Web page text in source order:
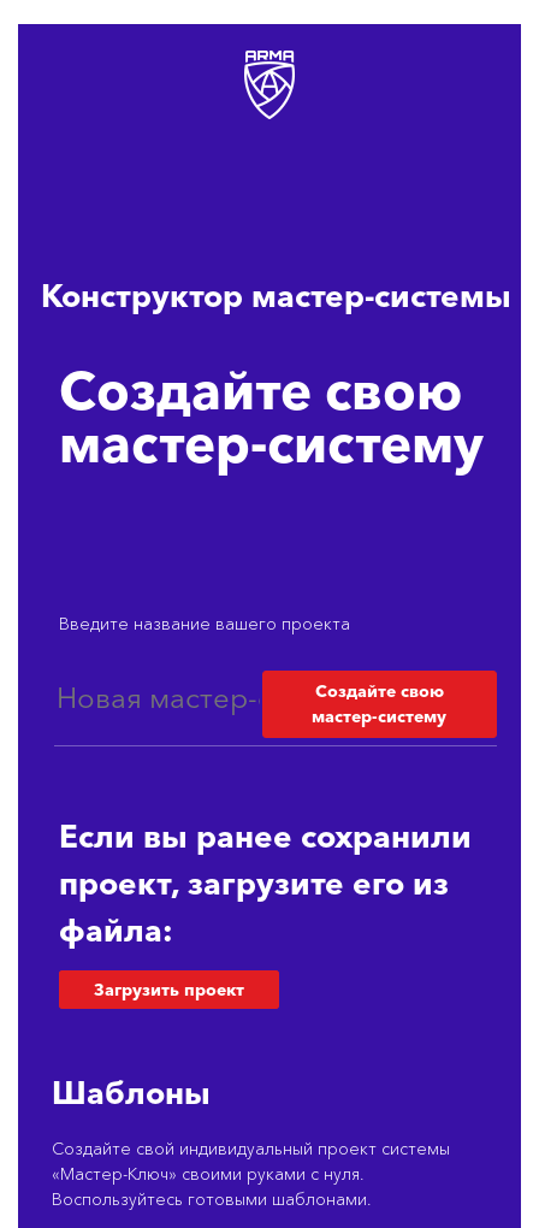
Конструктор мастер-системы
Создайте свою
мастер-систему
Введите название вашего проекта
Создайте свою
мастер-систему
Если вы ранее сохранили
проект, загрузите его из
файла:
Загрузить проект
Шаблоны
Создайте свой индивидуальный проект системы
«Мастер-Ключ» своими руками с нуля.
Воспользуйтесь готовыми шаблонами.